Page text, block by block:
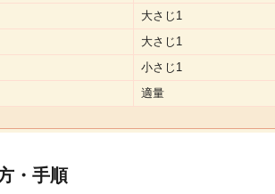
大さじ1
大さじ1
小さじ1
適量
・手順